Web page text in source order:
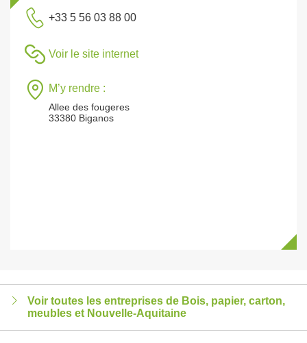
+33 5 56 03 88 00
Voir le site internet
M’y rendre :
Allee des fougeres
33380 Biganos
Voir toutes les entreprises de Bois, papier, carton,
meubles et Nouvelle-Aquitaine